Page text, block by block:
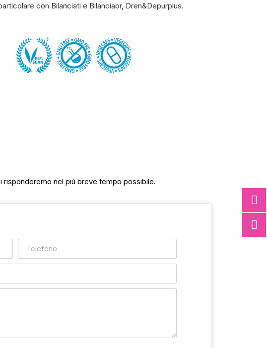
con Bilanciati e Bilanciaor, Dren&Depurplus.
nel più breve tempo possibile.